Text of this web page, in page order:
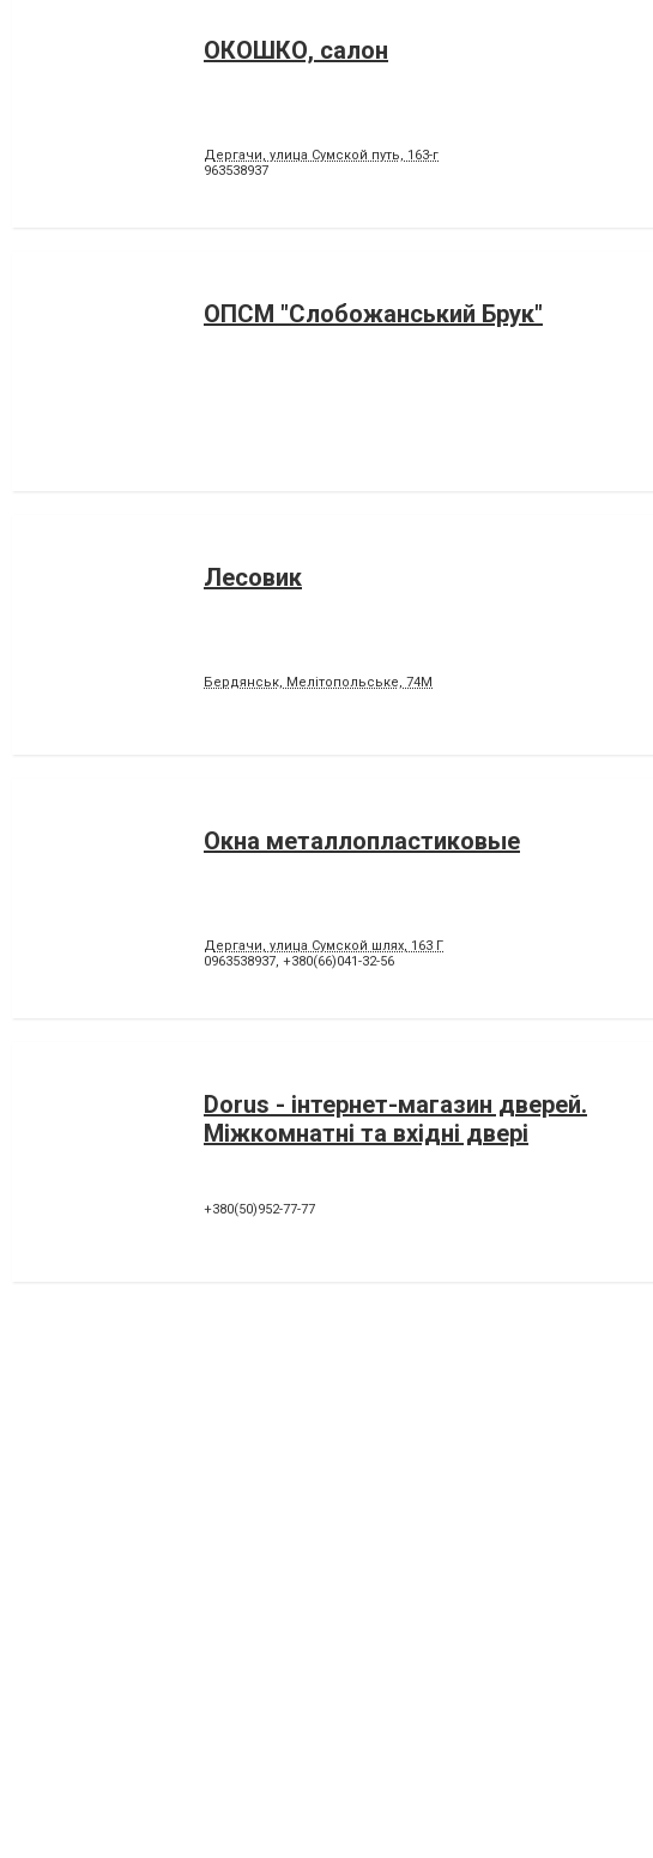
ОКОШКО, салон
Дергачи, улица Сумской путь, 163-г
963538937
ОПСМ "Слобожанський Брук"
Лесовик
Бердянськ, Мелітопольське, 74М
Окна металлопластиковые
Дергачи, улица Сумской шлях, 163 Г
0963538937, +380(66)041-32-56
Dorus - інтернет-магазин дверей.
Міжкомнатні та вхідні двері
+380(50)952-77-77